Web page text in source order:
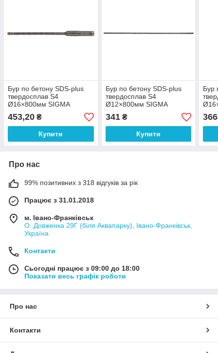
Бур по бетону SDS-plus
твердосплав S4
Ø16×800мм SIGMA
(1811491)
453,20 ₴
Купити
Бур по бетону SDS-plus
твердосплав S4
Ø12×800мм SIGMA
(1811331)
341₴
Купити
Бур
Про нас
99% позитивних з 318 відгуків за рік
Працює з 31.01.2018
м. Івано-Франківськ
О. Довженка 29Г (біля Аквапарку), Івано-Франківськ,
Україна
Контакти
Сьогодні працює з 09:00 до 18:00
Показати весь графік роботи
Про нас
Контакти